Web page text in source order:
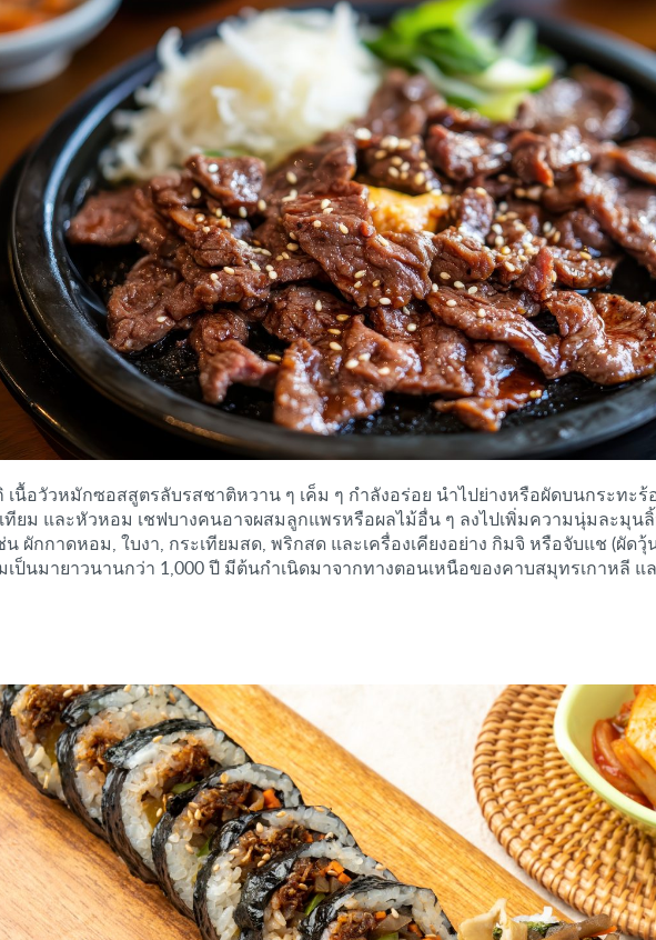
นื้อวัวหมักซอสสูตรลับรสชาติหวาน ๆ เค็ม ๆ กำลังอร่อย นำไปย่างหรือผัดบนกระท
ทียม และหัวหอม เชฟบางคนอาจผสมลูกแพรหรือผลไม้อื่น ๆ ลงไปเพิ่มความนุ่มละมุ
ผักกาดหอม, ใบงา, กระเทียมสด, พริกสด และเครื่องเคียงอย่าง กิมจิ หรือจับแช (ผัด
ป็นมายาวนานกว่า 1,000 ปี มีต้นกำเนิดมาจากทางตอนเหนือของคาบสมุทรเกาหลี